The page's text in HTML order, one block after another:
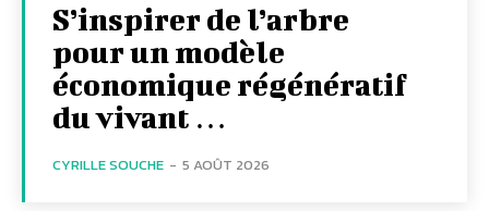
S’inspirer de l’arbre
pour un modèle
économique régénératif
du vivant …
CYRILLE SOUCHE - 5 AOÛT 2026